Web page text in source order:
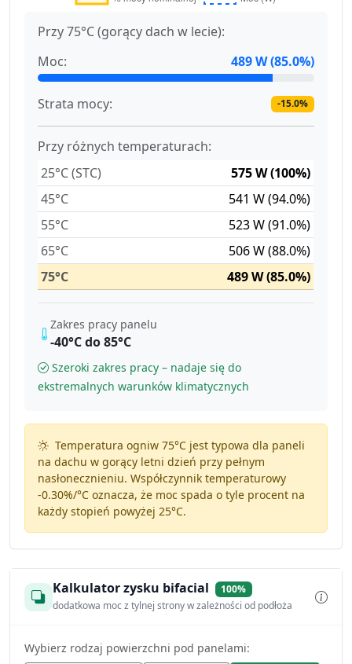
Przy 75°C (gorący dach w lecie):
Moc:
489 W (85.0%)
Strata mocy: -15.0%
Przy różnych temperaturach:
25°C (STC)
575 W (100%)
45°C
541 W (94.0%)
55°C
523 W (91.0%)
65°C
506 W (88.0%)
75°C
489 W (85.0%)
Zakres pracy panelu
-40°C do 85°C
Szeroki zakres pracy – nadaje się do
ekstremalnych warunków klimatycznych
Temperatura ogniw 75°C jest typowa dla paneli
na dachu w gorący letni dzień przy pełnym
nasłonecznieniu. Współczynnik temperaturowy
-0.30%/°Coznacza, że moc spada o tyle procent na
każdy stopień powyżej 25°C.
Kalkulator zysku bifacial
100%
dodatkowa moc z tylnej strony w zależności od podłoża
Wybierz rodzaj powierzchni pod panelami: